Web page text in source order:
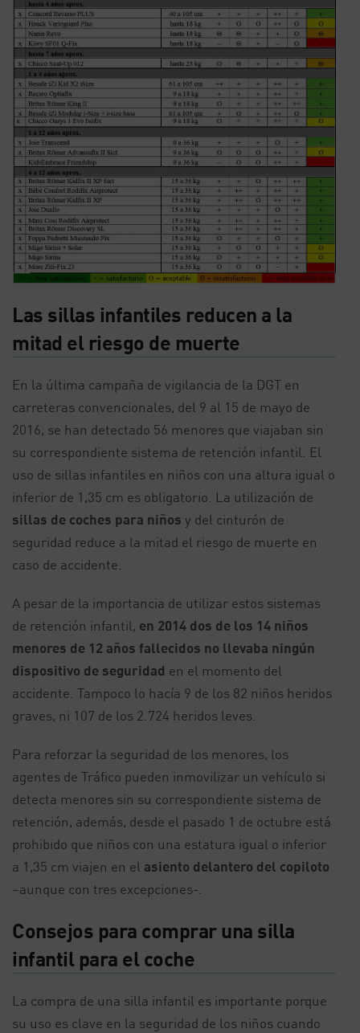
Las sillas infantiles reducen a la
mitad el riesgo de muerte
En la última campaña de vigilancia de la DGT en
carreteras convencionales, del 9 al 15 de mayo de
2016, se han detectado 56 menores que viajaban sin
su correspondiente sistema de retención infantil. El
uso de sillas infantiles en niños con una altura igual o
inferior de 1,35 cm es obligatorio. La utilización de
sillas de coches para niños y del cinturón de
seguridad reduce a la mitad el riesgo de muerte en
caso de accidente.
A pesar de la importancia de utilizar estos sistemas
de retención infantil, en 2014 dos de los 14 niños
menores de 12 años fallecidos no llevaba ningún
dispositivo de seguridad en el momento del
accidente. Tampoco lo hacía 9 de los 82 niños heridos
graves, ni 107 de los 2.724 heridos leves.
Para reforzar la seguridad de los menores, los
agentes de Tráfico pueden inmovilizar un vehículo si
detecta menores sin su correspondiente sistema de
retención, además, desde el pasado 1 de octubre está
prohibido que niños con una estatura igual o inferior
a 1,35 cm viajen en el asiento delantero del copiloto
–aunque con tres excepciones-.
Consejos para comprar una silla
infantil para el coche
La compra de una silla infantil es importante porque
su uso es clave en la seguridad de los niños cuando